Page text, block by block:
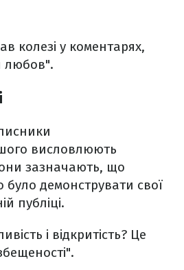
колезі у коментарях,
любов".
висловлюють
зазначають, що
було демонструвати свої
публіці.
і відкритість? Це